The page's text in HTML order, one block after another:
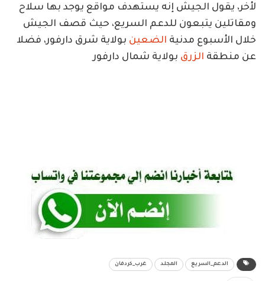
لأخر، يقول الجيش إنه يستهدف مواقع يوجد بها سلاح
ومقاتلين يتبعون للدعم السريع، حيث قصف الجيش
خلال الأسبوع مدنية الضعين بولاية شرق دارفور، فضلا
عن منطقة الزرق بولاية شمال دارفور
الدعم_السريع المجلد غرب_كردفان